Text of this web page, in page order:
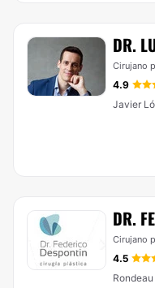
DR.
Cirujano
4.9
Javier
DR.
Cirujano
4.5